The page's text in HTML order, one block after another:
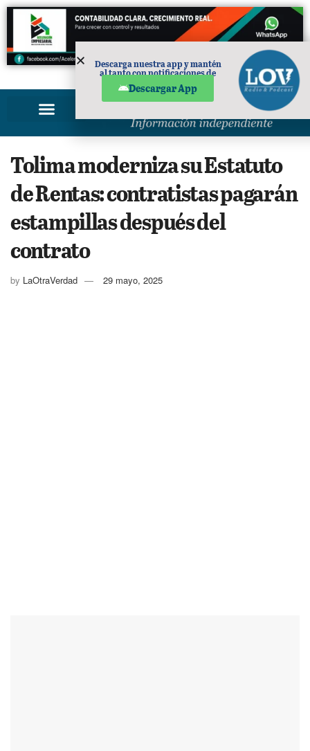
PUBLICIDAD
Tolima moderniza su Estatuto
de Rentas: contratistas pagarán
estampillas después del
contrato
by LaOtraVerdad 29 mayo, 2025
Descarga nuestra app y mantén
al tanto con notificaciones de
Descargar App